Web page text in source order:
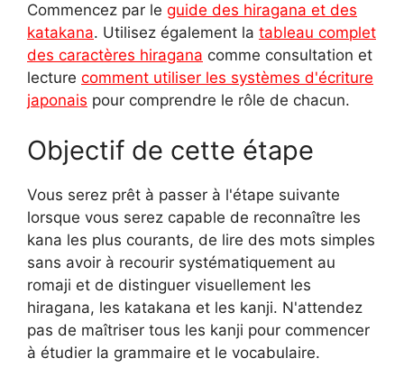
Commencez par le guide des hiragana et des
katakana. Utilisez également la tableau complet
des caractères hiragana comme consultation et
lecture comment utiliser les systèmes d'écriture
japonais pour comprendre le rôle de chacun.
Objectif de cette étape
Vous serez prêt à passer à l'étape suivante
lorsque vous serez capable de reconnaître les
kana les plus courants, de lire des mots simples
sans avoir à recourir systématiquement au
romaji et de distinguer visuellement les
hiragana, les katakana et les kanji. N'attendez
pas de maîtriser tous les kanji pour commencer
à étudier la grammaire et le vocabulaire.